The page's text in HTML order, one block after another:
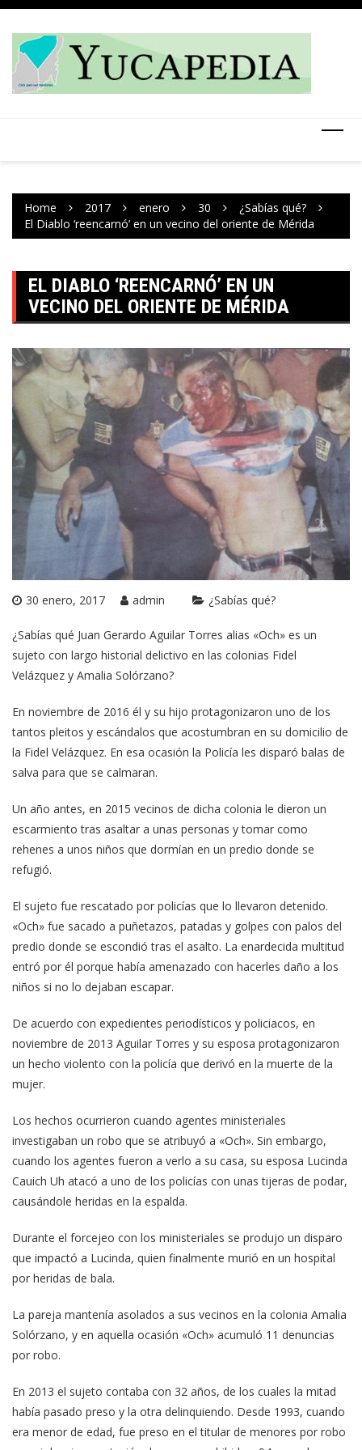
Skip
content
Home 2017 enero 30
¿Sabías qué?
El Diablo ‘reencarnó’ en un vecino del oriente de Mérida
EL DIABLO ‘REENCARNÓ’ EN UN
VECINO DEL ORIENTE DE MÉRIDA
30 enero, 2017 admin ¿Sabías qué?
¿Sabías qué Juan Gerardo Aguilar Torres alias «Och» es un
sujeto con largo historial delictivo en las colonias Fidel
Velázquez y Amalia Solórzano?
En noviembre de 2016 él y su hijo protagonizaron uno de los
tantos pleitos y escándalos que acostumbran en su domicilio de
la Fidel Velázquez. En esa ocasión la Policía les disparó balas de
salva para que se calmaran.
Un año antes, en 2015 vecinos de dicha colonia le dieron un
escarmiento tras asaltar a unas personas y tomar como
rehenes a unos niños que dormían en un predio donde se
refugió.
El sujeto fue rescatado por policías que lo llevaron detenido.
«Och» fue sacado a puñetazos, patadas y golpes con palos del
predio donde se escondió tras el asalto. La enardecida multitud
entró por él porque había amenazado con hacerles daño a los
niños si no lo dejaban escapar.
De acuerdo con expedientes periodísticos y policiacos, en
noviembre de 2013 Aguilar Torres y su esposa protagonizaron
un hecho violento con la policía que derivó en la muerte de la
mujer.
Los hechos ocurrieron cuando agentes ministeriales
investigaban un robo que se atribuyó a «Och». Sin embargo,
cuando los agentes fueron a verlo a su casa, su esposa Lucinda
Cauich Uh atacó a uno de los policías con unas tijeras de podar,
causándole heridas en la espalda.
Durante el forcejeo con los ministeriales se produjo un disparo
que impactó a Lucinda, quien finalmente murió en un hospital
por heridas de bala.
La pareja mantenía asolados a sus vecinos en la colonia Amalia
Solórzano, y en aquella ocasión «Och» acumuló 11 denuncias
por robo.
En 2013 el sujeto contaba con 32 años, de los cuales la mitad
había pasado preso y la otra delinquiendo. Desde 1993, cuando
era menor de edad, fue preso en el titular de menores por robo